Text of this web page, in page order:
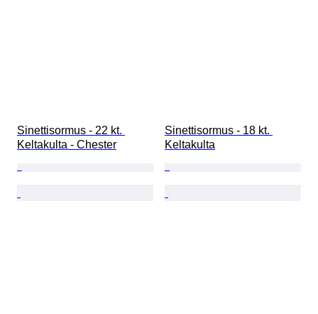
Sinettisormus - 22 kt.
Keltakulta - Chester
Sinettisormus - 18 kt.
Keltakulta